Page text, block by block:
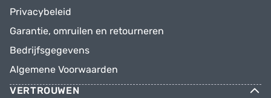
Privacybeleid
Garantie, omruilen en retourneren
Bedrijfsgegevens
Algemene Voorwaarden
VERTROUWEN